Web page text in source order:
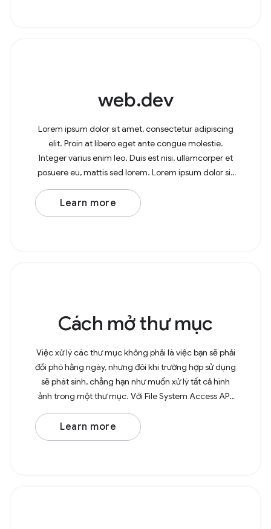
web.dev
Lorem ipsum dolor sit amet, consectetur adipiscing
elit. Proin at libero eget ante congue molestie.
Integer varius enim leo. Duis est nisi, ullamcorper et
posuere eu, mattis sed lorem. Lorem ipsum dolor sit
amet, consectetur adipiscing elit. In at
Learn more
Cách mở thư mục
Việc xử lý các thư mục không phải là việc bạn sẽ phải
đối phó hằng ngày, nhưng đôi khi trường hợp sử dụng
sẽ phát sinh, chẳng hạn như muốn xử lý tất cả hình
ảnh trong một thư mục. Với File System Access API,
giờ đây, người dùng có thể mở các thư mục
Learn more